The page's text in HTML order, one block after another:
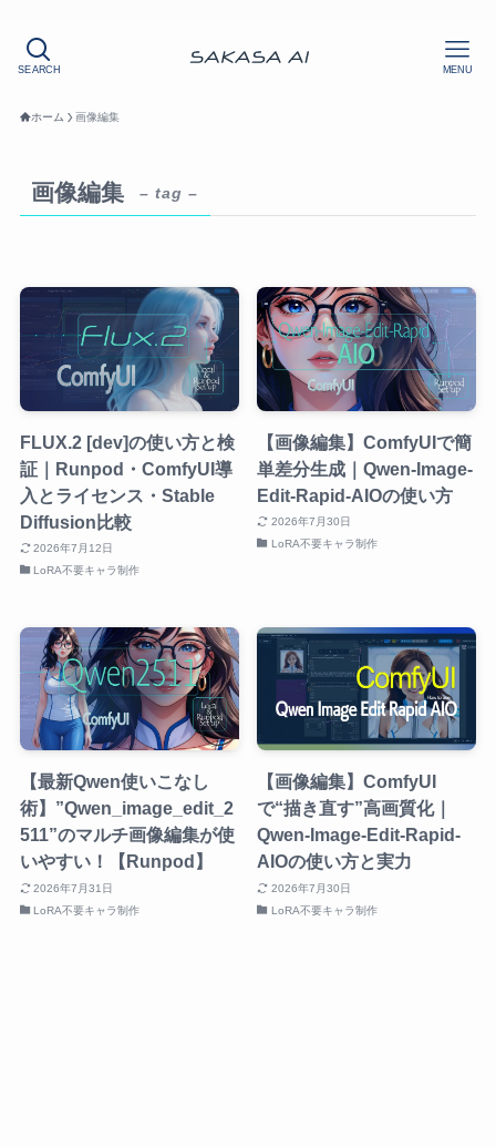
SEARCH MENU
ホーム 画像編集
画像編集 – tag –
FLUX.2 [dev]の使い方と検
証｜Runpod・ComfyUI導
入とライセンス・Stable
Diffusion比較
2026年7月12日
LoRA不要キャラ制作
【画像編集】ComfyUIで簡
単差分生成｜Qwen-Image-
Edit-Rapid-AIOの使い方
2026年7月30日
LoRA不要キャラ制作
【最新Qwen使いこなし
術】”Qwen_image_edit_2
511”のマルチ画像編集が使
いやすい！【Runpod】
2026年7月31日
LoRA不要キャラ制作
【画像編集】ComfyUI
で“描き直す”高画質化｜
Qwen-Image-Edit-Rapid-
AIOの使い方と実力
2026年7月30日
LoRA不要キャラ制作